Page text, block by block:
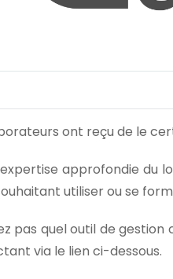
ont reçu de le
expertise approfondie
utiliser ou se
quel outil de gestion
via le lien ci-dessous.